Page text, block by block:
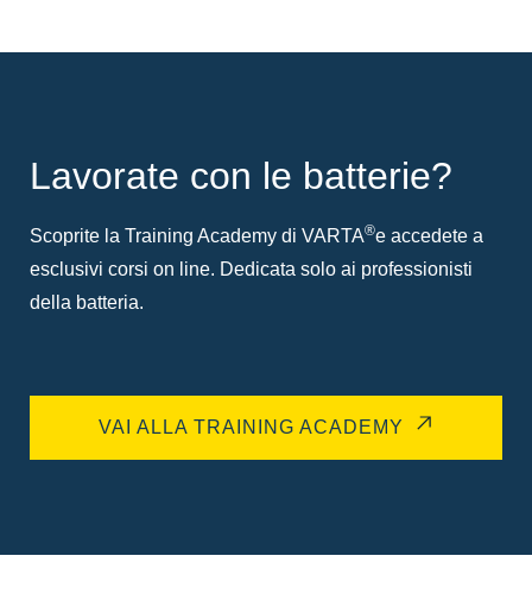
Lavorate con le batterie?
Scoprite la Training Academy di VARTA®e accedete a
esclusivi corsi on line. Dedicata solo ai professionisti
della batteria.
VAI ALLA TRAINING ACADEMY